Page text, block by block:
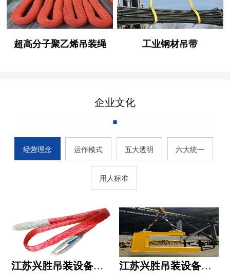
超高分子聚乙烯吊装绳 工业钢材吊带
企业文化
经营理念 运作模式 五大透明 六大统一
用人标准
江苏兴胜吊装设备有限公司的用人标准 江苏兴胜吊装设备有限公司的六大统一